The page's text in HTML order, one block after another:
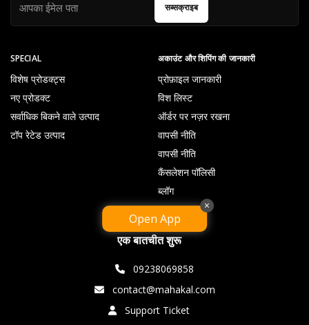
SPECIAL
विशेष प्रोडक्ट्स
नए प्रोडक्ट
सर्वाधिक बिकने वाले उत्पाद
टॉप रेटेड उत्पाद
अकाउंट और शिपिंग की जानकारी
प्रोफ़ाइल जानकारी
विश लिस्ट
ऑर्डर पर नज़र रखना
वापसी नीति
वापसी नीति
कैंसलेशन पॉलिसी
ब्लॉग
सब्सक्राइब
एक बातचीत शुरू
09238069858
contact@mahakal.com
Support Ticket
Open App
×